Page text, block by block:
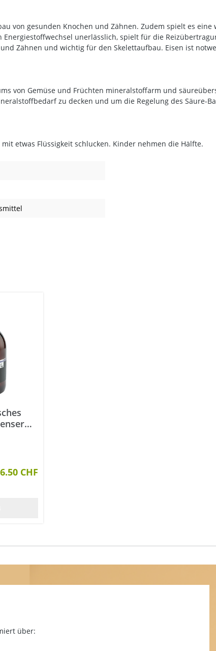
von gesunden Knochen und Zähnen. Zudem spielt es
unerlässlich, spielt für die
Zähnen und wichtig für den Skelettaufbau. Eisen ist
von Gemüse und Früchten mineralstoffarm und
zu decken und um die Regelung des Säure-
etwas Flüssigkeit schlucken. Kinder nehmen die Hälfte.
CHF
über: